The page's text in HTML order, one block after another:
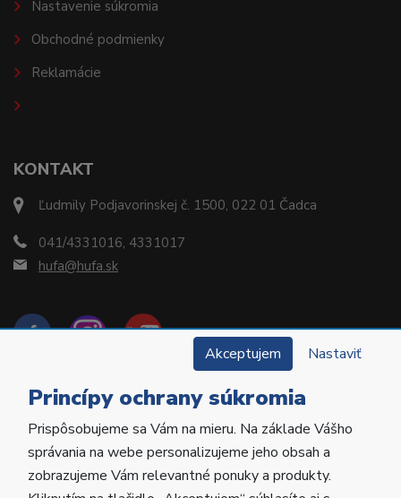
KONTAKT
Ľudmily Podjavorinskej č. 1500, 022 01 Čadca
041/4331016, 4331017
hufa@hufa.sk
Nastavenie súkromia
Obchodné podmienky
Reklamácie
Copyright © 2022 Hu-Fa Dental a.s. Všetky práva
vyhradené.
Akceptujem Nastaviť
Princípy ochrany súkromia
Prispôsobujeme sa Vám na mieru. Na základe Vášho
správania na webe personalizujeme jeho obsah a
zobrazujeme Vám relevantné ponuky a produkty.